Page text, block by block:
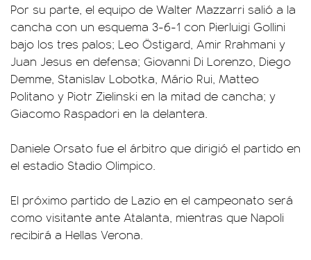
Por su parte, el equipo de Walter Mazzarri salió a la
cancha con un esquema 3-6-1 con Pierluigi Gollini
bajo los tres palos; Leo Östigard, Amir Rrahmani y
Juan Jesus en defensa; Giovanni Di Lorenzo, Diego
Demme, Stanislav Lobotka, Mário Rui, Matteo
Politano y Piotr Zielinski en la mitad de cancha; y
Giacomo Raspadori en la delantera.
Daniele Orsato fue el árbitro que dirigió el partido en
el estadio Stadio Olimpico.
El próximo partido de Lazio en el campeonato será
como visitante ante Atalanta, mientras que Napoli
recibirá a Hellas Verona.